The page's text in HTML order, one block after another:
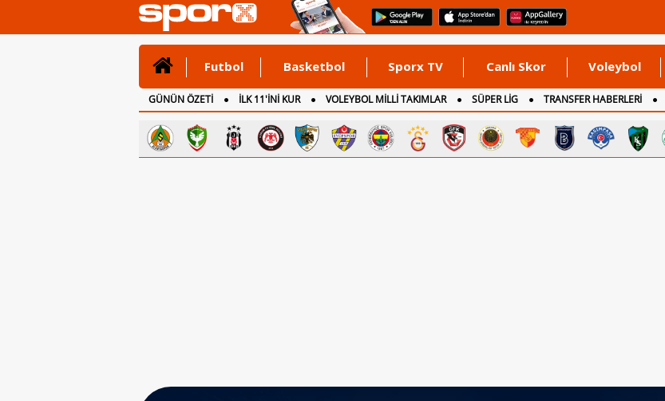
Futbol Basketbol Sporx TV Canlı Skor Voleybol
GÜNÜN ÖZETİ İLK 11'İNİ KUR VOLEYBOL MİLLİ TAKIMLAR SÜPER LİG TRANSFER HABERLERİ
CANLI ANLATIM
İNGİLTERE